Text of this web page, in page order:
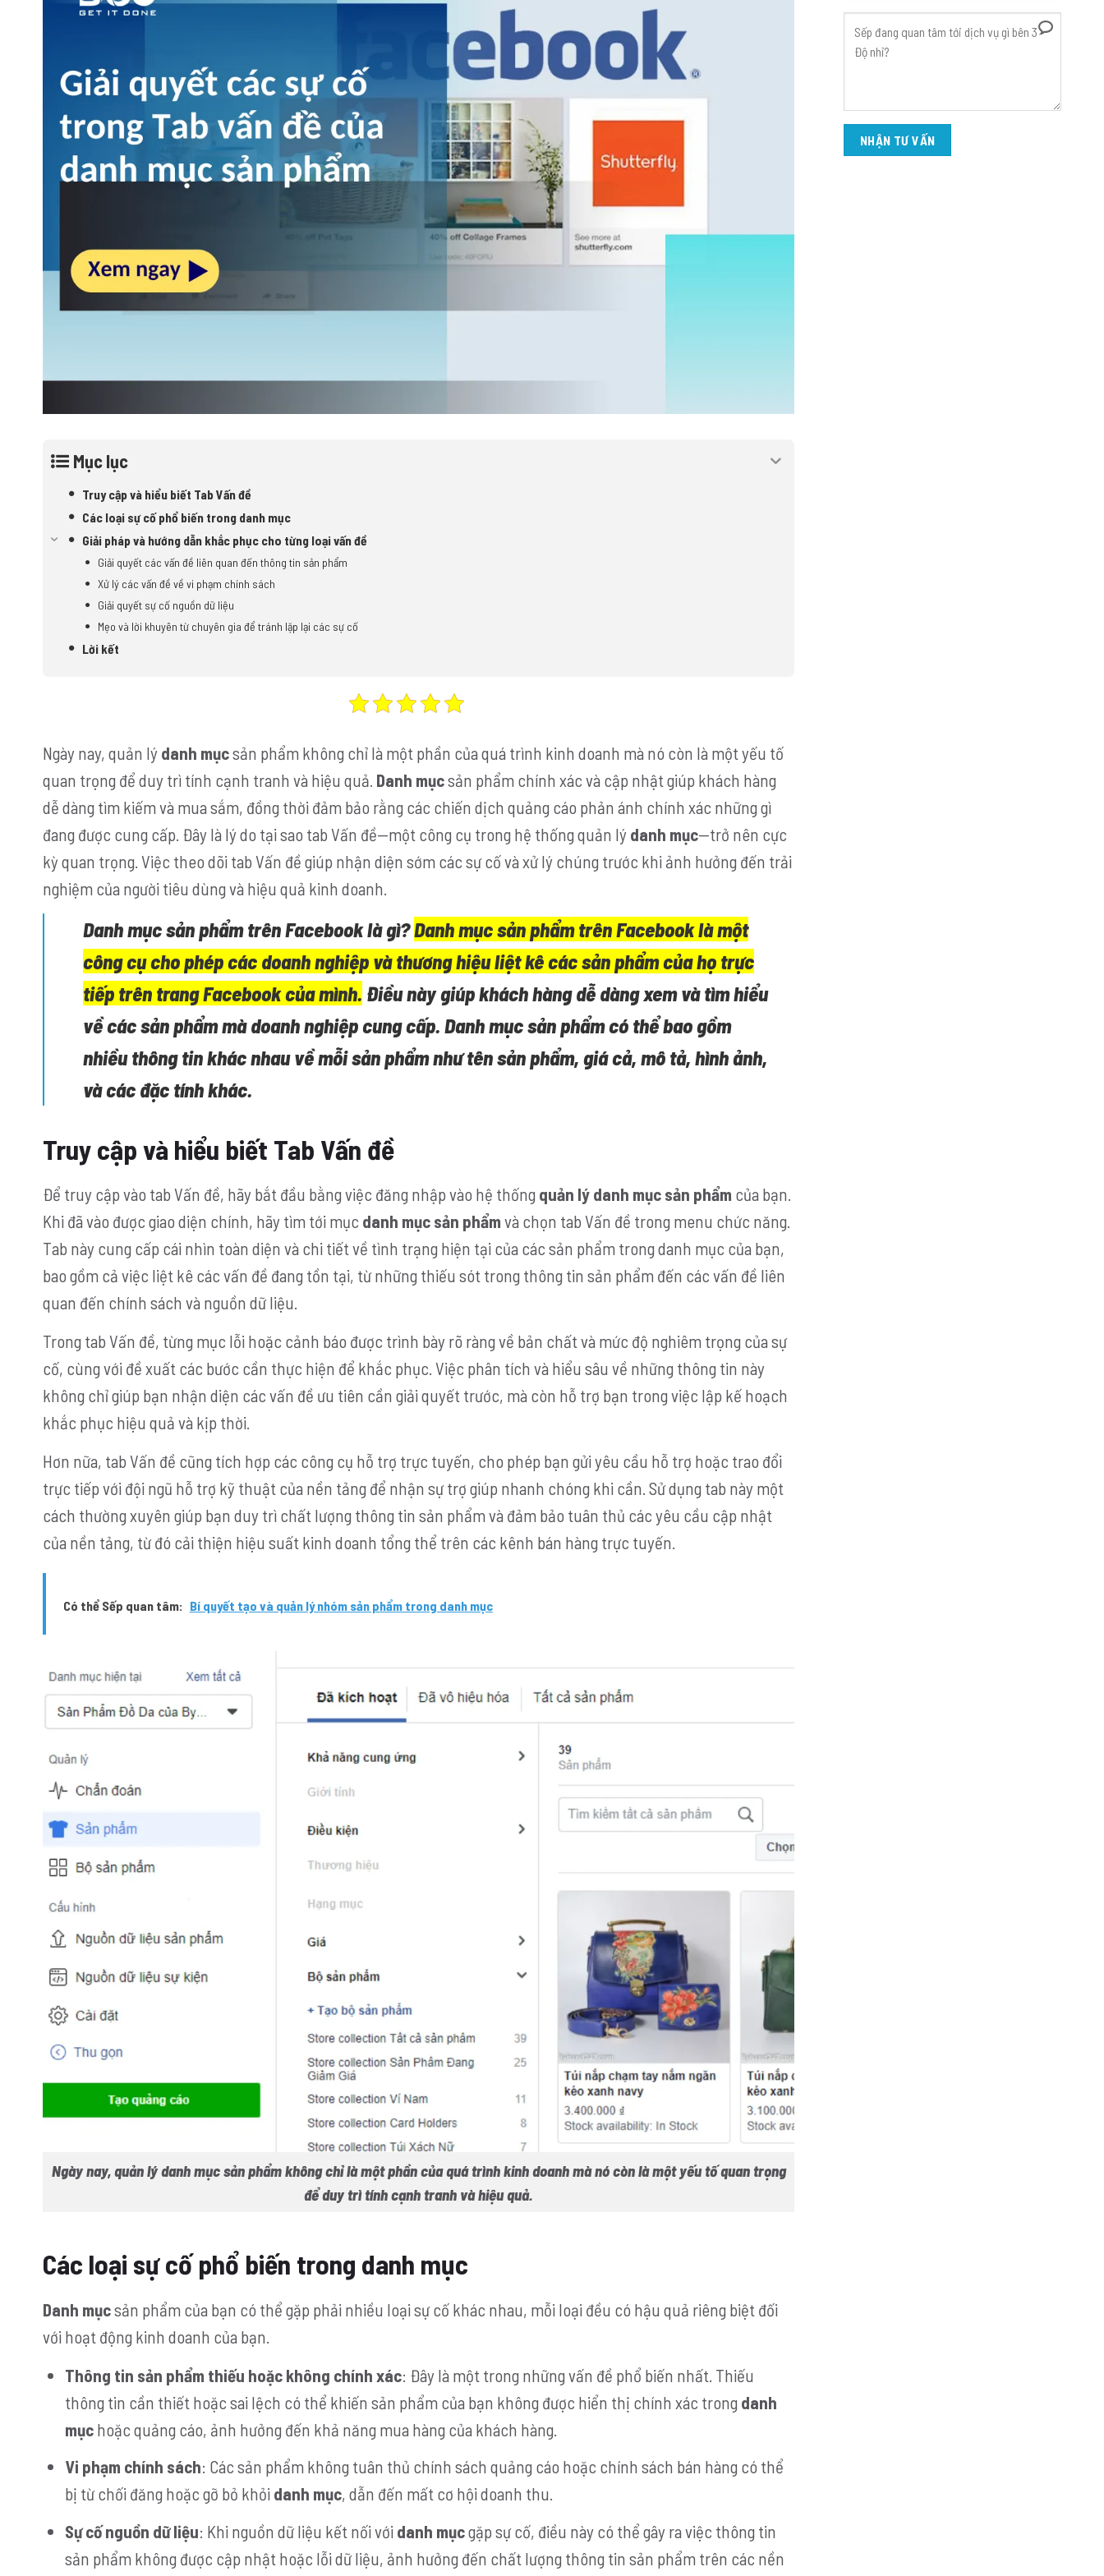
Mục lục
Truy cập và hiểu biết Tab Vấn đề
Các loại sự cố phổ biến trong danh mục
Giải pháp và hướng dẫn khắc phục cho từng loại vấn đề
Giải quyết các vấn đề liên quan đến thông tin sản phẩm
Xử lý các vấn đề về vi phạm chính sách
Giải quyết sự cố nguồn dữ liệu
Mẹo và lời khuyên từ chuyên gia để tránh lặp lại các sự cố
Lời kết
Ngày nay, quản lý danh mụcsản phẩm không chỉ là một phần của quá trình kinh doanh mà nó còn là một yếu tố
quan trọng để duy trì tính cạnh tranh và hiệu quả. Danh mụcsản phẩm chính xác và cập nhật giúp khách hàng
dễ dàng tìm kiếm và mua sắm, đồng thời đảm bảo rằng các chiến dịch quảng cáo phản ánh chính xác những gì
đang được cung cấp. Đây là lý do tại sao tab Vấn đề—một công cụ trong hệ thống quản lý danh mục—trở nên cực
kỳ quan trọng. Việc theo dõi tab Vấn đề giúp nhận diện sớm các sự cố và xử lý chúng trước khi ảnh hưởng đến trải
nghiệm của người tiêu dùng và hiệu quả kinh doanh.
Danh mục sản phẩm trên Facebook là gì?Danh mục sản phẩm trên Facebook là một
công cụ cho phép các doanh nghiệp và thương hiệu liệt kê các sản phẩm của họ trực
tiếp trên trang Facebook của mình. Điều này giúp khách hàng dễ dàng xem và tìm hiểu
về các sản phẩm mà doanh nghiệp cung cấp. Danh mục sản phẩm có thể bao gồm
nhiều thông tin khác nhau về mỗi sản phẩm như tên sản phẩm, giá cả, mô tả, hình ảnh,
và các đặc tính khác.
Truy cập và hiểu biết Tab Vấn đề
Để truy cập vào tab Vấn đề, hãy bắt đầu bằng việc đăng nhập vào hệ thống quản lý danh mục sản phẩm của bạn.
Khi đã vào được giao diện chính, hãy tìm tới mục danh mục sản phẩm và chọn tab Vấn đề trong menu chức năng.
Tab này cung cấp cái nhìn toàn diện và chi tiết về tình trạng hiện tại của các sản phẩm trong danh mục của bạn,
bao gồm cả việc liệt kê các vấn đề đang tồn tại, từ những thiếu sót trong thông tin sản phẩm đến các vấn đề liên
quan đến chính sách và nguồn dữ liệu.
Trong tab Vấn đề, từng mục lỗi hoặc cảnh báo được trình bày rõ ràng về bản chất và mức độ nghiêm trọng của sự
cố, cùng với đề xuất các bước cần thực hiện để khắc phục. Việc phân tích và hiểu sâu về những thông tin này
không chỉ giúp bạn nhận diện các vấn đề ưu tiên cần giải quyết trước, mà còn hỗ trợ bạn trong việc lập kế hoạch
khắc phục hiệu quả và kịp thời.
Hơn nữa, tab Vấn đề cũng tích hợp các công cụ hỗ trợ trực tuyến, cho phép bạn gửi yêu cầu hỗ trợ hoặc trao đổi
trực tiếp với đội ngũ hỗ trợ kỹ thuật của nền tảng để nhận sự trợ giúp nhanh chóng khi cần. Sử dụng tab này một
cách thường xuyên giúp bạn duy trì chất lượng thông tin sản phẩm và đảm bảo tuân thủ các yêu cầu cập nhật
của nền tảng, từ đó cải thiện hiệu suất kinh doanh tổng thể trên các kênh bán hàng trực tuyến.
Có thể Sếp quan tâm: Bí quyết tạo và quản lý nhóm sản phẩm trong danh mục
Ngày nay, quản lý danh mục sản phẩm không chỉ là một phần của quá trình kinh doanh mà nó còn là một yếu tố quan trọng
để duy trì tính cạnh tranh và hiệu quả.
Các loại sự cố phổ biến trong danh mục
Danh mụcsản phẩm của bạn có thể gặp phải nhiều loại sự cố khác nhau, mỗi loại đều có hậu quả riêng biệt đối
với hoạt động kinh doanh của bạn.
Thông tin sản phẩm thiếu hoặc không chính xác: Đây là một trong những vấn đề phổ biến nhất. Thiếu
thông tin cần thiết hoặc sai lệch có thể khiến sản phẩm của bạn không được hiển thị chính xác trong danh
mục hoặc quảng cáo, ảnh hưởng đến khả năng mua hàng của khách hàng.
Vi phạm chính sách: Các sản phẩm không tuân thủ chính sách quảng cáo hoặc chính sách bán hàng có thể
bị từ chối đăng hoặc gỡ bỏ khỏi danh mục, dẫn đến mất cơ hội doanh thu.
Sự cố nguồn dữ liệu: Khi nguồn dữ liệu kết nối với danh mụcgặp sự cố, điều này có thể gây ra việc thông tin
sản phẩm không được cập nhật hoặc lỗi dữ liệu, ảnh hưởng đến chất lượng thông tin sản phẩm trên các nền